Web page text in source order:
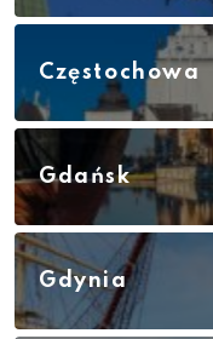
Częstochowa
Gdańsk
Gdynia